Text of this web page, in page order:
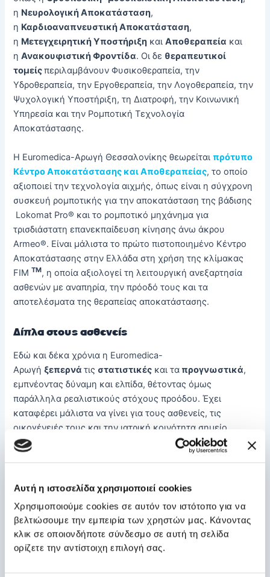
Αυτή η ιστοσελίδα χρησιμοποιεί cookies
Χρησιμοποιούμε cookies σε αυτόν τον ιστότοπο για να
βελτιώσουμε την εμπειρία των χρηστών μας. Κάνοντας
κλικ σε οποιονδήποτε σύνδεσμο σε αυτή τη σελίδα
ορίζετε την αντίστοιχη επιλογή σας.
η Νευρολογική Αποκατάσταση,
η Καρδιοαναπνευστική Αποκατάσταση,
η Μετεγχειρητική Υποστήριξη καιΑποθεραπεία και
ηΑνακουφιστική Φροντίδα. Οι δε θεραπευτικοί
τομείςπεριλαμβάνουν Φυσικοθεραπεία, την
Υδροθεραπεία, την Εργοθεραπεία, την Λογοθεραπεία, την
Ψυχολογική Υποστήριξη, τη Διατροφή, την Κοινωνική
Υπηρεσία και την Ρομποτική Τεχνολογία
Αποκατάστασης.
Η Euromedica-Αρωγή Θεσσαλονίκης θεωρείται πρότυπο
Κέντρο Αποκατάστασης και Αποθεραπείας, το οποίο
αξιοποιεί την τεχνολογία αιχμής, όπως είναι η σύγχρονη
συσκευή ρομποτικής για την αποκατάσταση της βάδισης
Lokomat Pro® και το ρομποτικό μηχάνημα για
τρισδιάστατη επανεκπαίδευση κίνησης άνω άκρου
Armeo®. Είναι μάλιστα το πρώτο πιστοποιημένο Κέντρο
Αποκατάστασης στην Ελλάδα στη χρήση της κλίμακας
FIM TM, η οποία αξιολογεί τη λειτουργική ανεξαρτησία
ασθενών με αναπηρία, την πρόοδό τους και τα
αποτελέσματα της θεραπείας αποκατάστασης.
Δίπλα στους ασθενείς
Εδώ και δέκα χρόνια η Euromedica-
Αρωγήξεπερνάτις στατιστικές και τα προγνωστικά,
εμπνέοντας δύναμη και ελπίδα, θέτοντας όμως
παράλληλα ρεαλιστικούς στόχους προόδου. Έχει
καταφέρει μάλιστα να γίνει για τους ασθενείς, τις
οικογένειές τους και την ιατρική κοινότητα σημείο
αναφοράς στη Φυσική Ιατρική και Αποκατάσταση στην
ΗEuromedica-Αρωγή Θεσσαλονίκηςσυνεχίζει να
αποτελεί το πρότυπο Κέντρο Αποκατάστασης στη
Νοτιοανατολική Ευρώπη, επενδύοντας στο καταρτισμένο
ανθρώπινο δυναμικό, στις υψηλού επιπέδου υπηρεσίες
αποκατάστασης, στην τεχνολογία αιχμής και στις
χαμόγελα των ασθενών όταν αντιλαμβάνονται πως